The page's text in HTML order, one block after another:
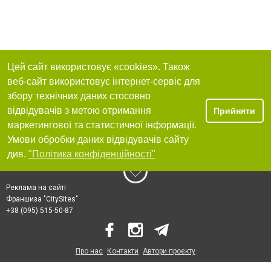
Цей сайт використовує «cookies». Також
веб-сайт використовує інтернет-сервіс для
збору технічних даних стосовно
відвідувачів з метою отримання
маркетингової та статистичної інформації.
Умови обробки даних відвідувачів сайту
див. "Політика конфіденційності"
Прийняти
Реклама на сайті
Франшиза "CitySites"
+38 (095) 515-50-87
Про нас Контакти Автори проєкту